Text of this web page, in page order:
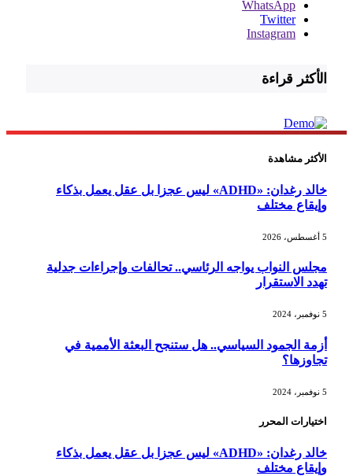
WhatsApp
Twitter
Instagram
الأكثر قراءة
الأكثر مشاهدة
خالد رغدان: «ADHD» ليس عجزا بل عقل يعمل بذكاء
وإيقاع مختلف
مجلس النواب يواجه الرئاسي.. تحالفات وإجراءات جدلية
تهدد الاستقرار
أزمة الجمود السياسي.. هل ستنجح البعثة الأممية في
تجاوزها؟
اختيارات المحرر
خالد رغدان: «ADHD» ليس عجزا بل عقل يعمل بذكاء
وإيقاع مختلف